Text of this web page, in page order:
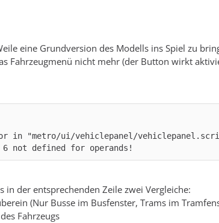
eine Grundversion des Modells ins Spiel zu
Fahrzeugmenü nicht mehr (der Button wirkt
in "metro/ui/vehiclepanel/
not defined for operands!
in der entsprechenden Zeile zwei Vergleiche:
(Nur Busse im Busfenster, Trams im
Fahrzeugs